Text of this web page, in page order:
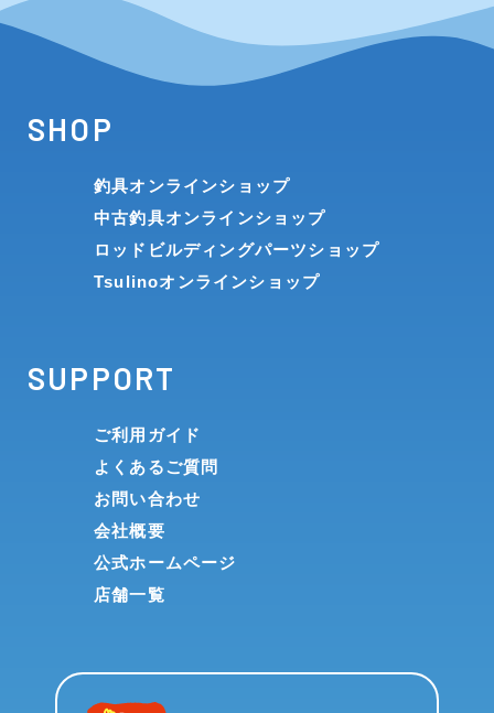
SHOP
釣具オンラインショップ
中古釣具オンラインショップ
ロッドビルディングパーツショップ
Tsulinoオンラインショップ
SUPPORT
ご利用ガイド
よくあるご質問
お問い合わせ
会社概要
公式ホームページ
店舗一覧